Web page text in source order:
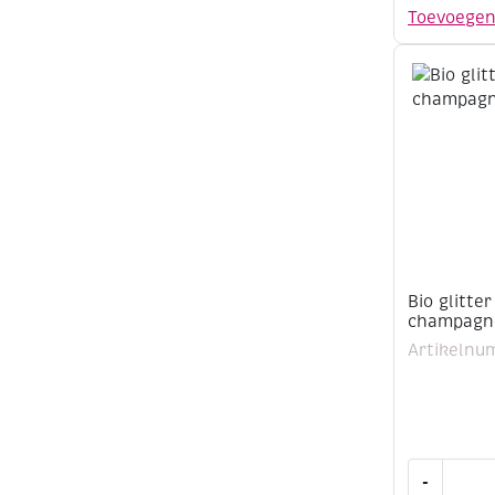
Toevoegen
fijn,
gram,
zilver
aantal
Bio
-